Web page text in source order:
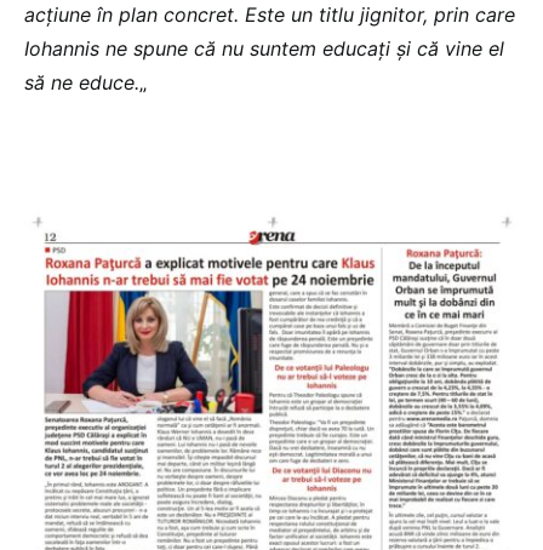
acțiune în plan concret. Este un titlu jignitor, prin care
Iohannis ne spune că nu suntem educați și că vine el
să ne educe.„